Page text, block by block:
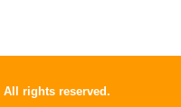
All rights reserved.